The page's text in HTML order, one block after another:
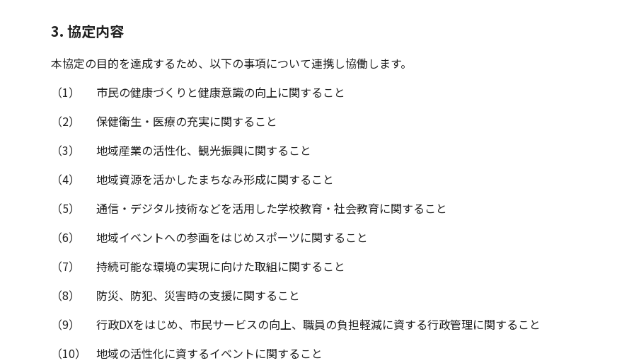
3. 協定内容
本協定の目的を達成するため、以下の事項について連携し協働します。
（1）
市民の健康づくりと健康意識の向上に関すること
（2）
保健衛生・医療の充実に関すること
（3）
地域産業の活性化、観光振興に関すること
（4）
地域資源を活かしたまちなみ形成に関すること
（5）
通信・デジタル技術などを活用した学校教育・社会教育に関すること
（6）
地域イベントへの参画をはじめスポーツに関すること
（7）
持続可能な環境の実現に向けた取組に関すること
（8）
防災、防犯、災害時の支援に関すること
（9）
行政DXをはじめ、市民サービスの向上、職員の負担軽減に資する行政管理に関すること
（10）
地域の活性化に資するイベントに関すること